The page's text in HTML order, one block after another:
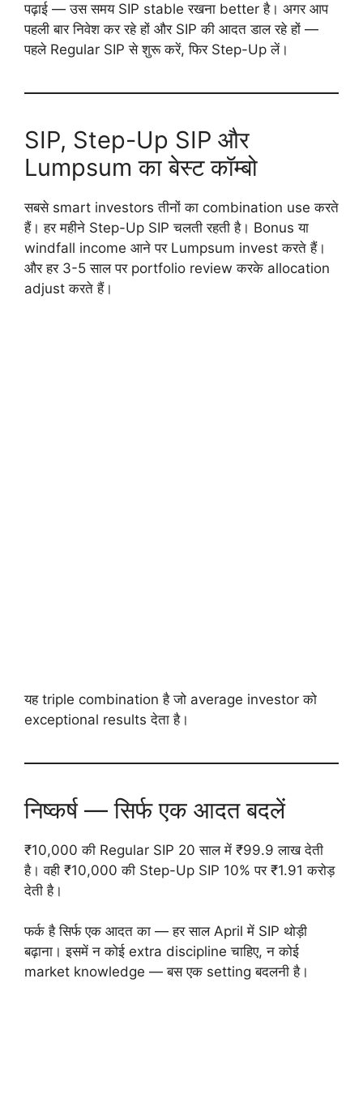
पढ़ाई — उस समय SIP stable रखना better है। अगर आप
पहली बार निवेश कर रहे हों और SIP की आदत डाल रहे हों —
पहले Regular SIP से शुरू करें, फिर Step-Up लें।
SIP, Step-Up SIP और
Lumpsum का बेस्ट कॉम्बो
सबसे smart investors तीनों का combination use करते
हैं। हर महीने Step-Up SIP चलती रहती है। Bonus या
windfall income आने पर Lumpsum invest करते हैं।
और हर 3-5 साल पर portfolio review करके allocation
adjust करते हैं।
यह triple combination है जो average investor को
exceptional results देता है।
निष्कर्ष — सिर्फ एक आदत बदलें
₹10,000 की Regular SIP 20 साल में ₹99.9 लाख देती
है। वही ₹10,000 की Step-Up SIP 10% पर ₹1.91 करोड़
देती है।
फर्क है सिर्फ एक आदत का — हर साल April में SIP थोड़ी
बढ़ाना। इसमें न कोई extra discipline चाहिए, न कोई
market knowledge — बस एक setting बदलनी है।